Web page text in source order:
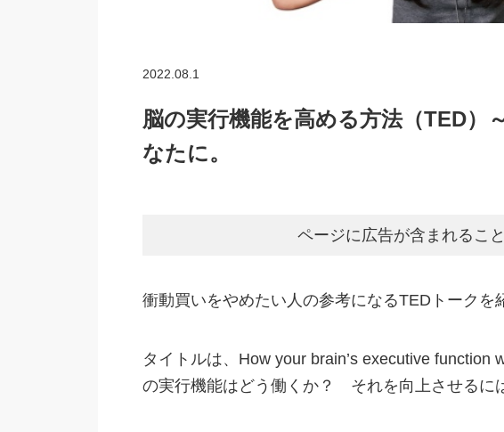
2022.08.1
脳の実行機能を高める方法（TED）
なたに。
ページに広告が含まれるこ
衝動買いをやめたい人の参考になるTEDトークを
タイトルは、How your brain’s executive
の実行機能はどう働くか？ それを向上させるに